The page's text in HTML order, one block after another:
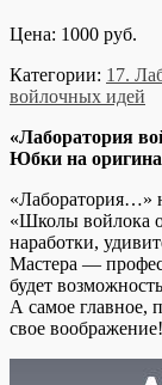
Цена: 1000 руб.
Категории: 17.
войлочных идей
«Лаборатория
Юбки на
«Лаборатория…»
«Школы войлока
наработки,
Мастера —
будет
А самое главное,
свое воображение!